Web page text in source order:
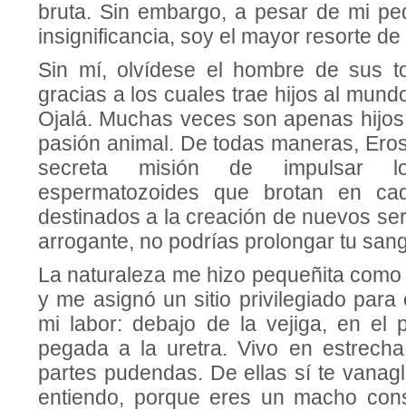
bruta. Sin embargo, a pesar de mi
insignificancia, soy el mayor resorte
Sin mí, olvídese el hombre de sus
gracias a los cuales trae hijos al
Ojalá. Muchas veces son apenas
pasión animal. De todas maneras,
secreta misión de impulsar
espermatozoides que brotan en
destinados a la creación de nuevos
arrogante, no podrías prolongar tu
La naturaleza me hizo pequeñita
y me asignó un sitio privilegiado para
mi labor: debajo de la vejiga, en el
pegada a la uretra. Vivo en
partes pudendas. De ellas sí te
entiendo, porque eres un macho